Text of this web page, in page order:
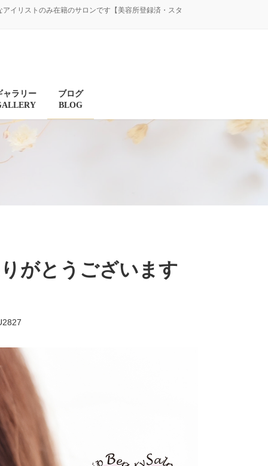
イリストのみ在籍のサロンです【美容所登録済・スタ
ャラリー
ブログ
BLOG
がとうございます